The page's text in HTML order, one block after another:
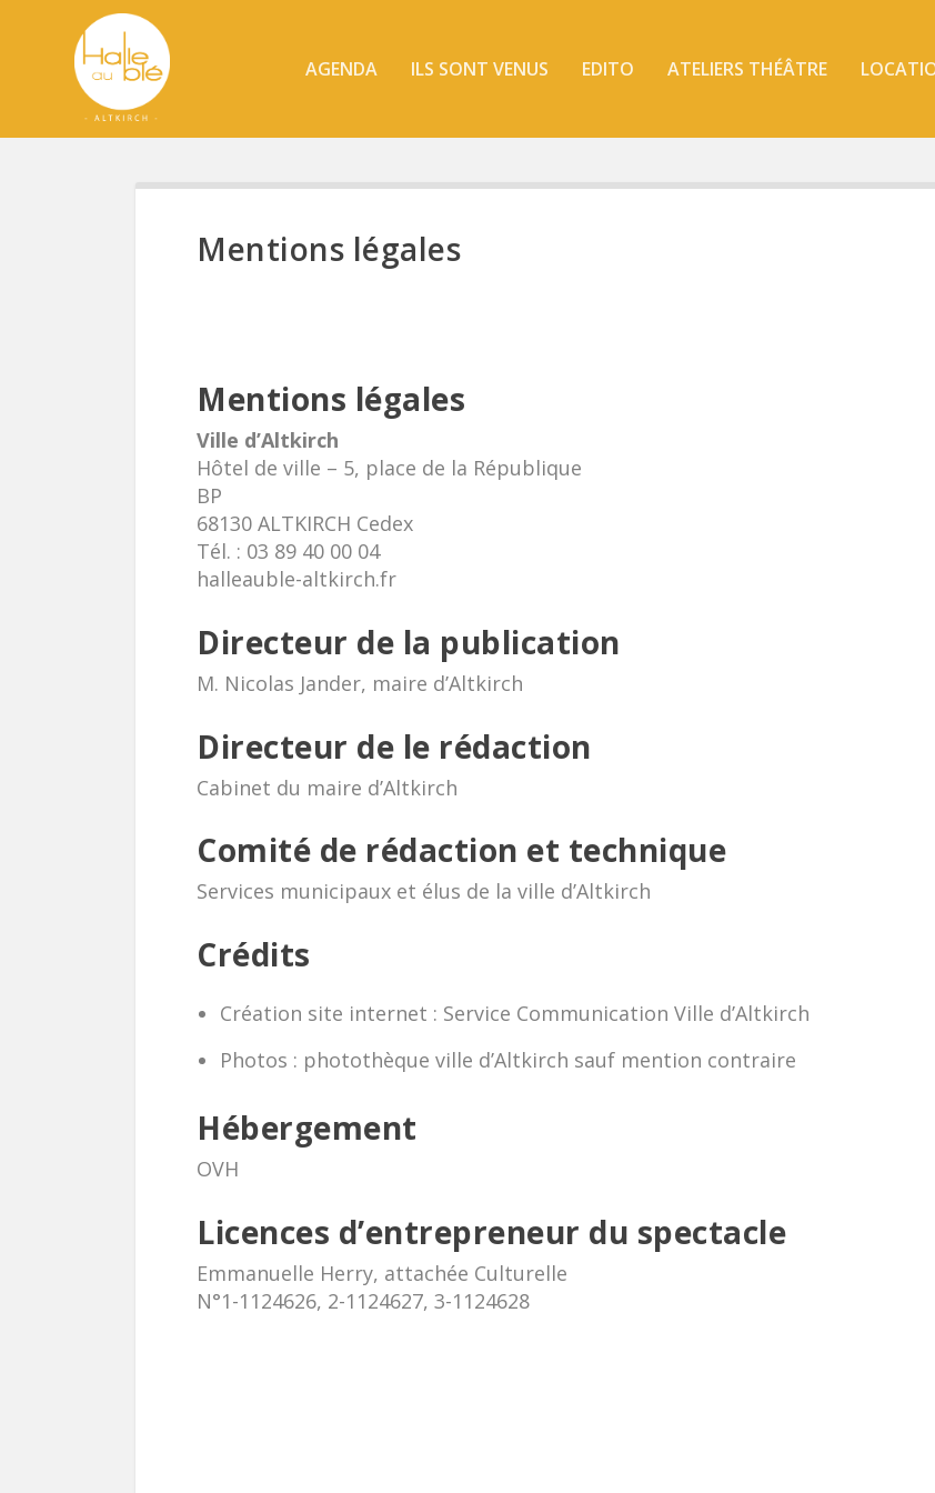
AGENDA ILS SONT VENUS EDITO ATELIERS THÉÂTRE
Mentions légales
Mentions légales
Ville d’Altkirch
Hôtel de ville – 5, place de la République
BP
68130 ALTKIRCH Cedex
Tél. : 03 89 40 00 04
halleauble-altkirch.fr
Directeur de la publication
M. Nicolas Jander, maire d’Altkirch
Directeur de le rédaction
Cabinet du maire d’Altkirch
Comité de rédaction et technique
Services municipaux et élus de la ville d’Altkirch
Crédits
Création site internet : Service Communication Ville d’Altkirch
Photos : photothèque ville d’Altkirch sauf mention contraire
Hébergement
OVH
Licences d’entrepreneur du spectacle
Emmanuelle Herry, attachée Culturelle
N°1-1124626, 2-1124627, 3-1124628